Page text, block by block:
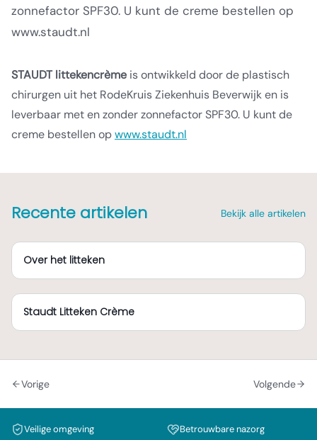
zonnefactor SPF30. U kunt de creme bestellen op
www.staudt.nl
STAUDT littekencrème is ontwikkeld door de plastisch
chirurgen uit het RodeKruis Ziekenhuis Beverwijk en is
leverbaar met en zonder zonnefactor SPF30. U kunt de
creme bestellen opwww.staudt.nl
Recente artikelen Bekijk alle artikelen
Over het litteken
Staudt Litteken Crème
Vorige Volgende
Veilige omgeving Betrouwbare nazorg